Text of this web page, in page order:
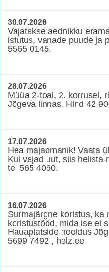
30.07.2026
Vajatakse aednikku
istutus, vanade puude ja
5565 0145.
28.07.2026
Müüa 2-toal, 2. korrusel,
Jõgeva linnas. Hind 42
17.07.2026
Hea majaomanik! Vaata
Kui vajad uut, siis helista
tel 565 4060.
16.07.2026
Surmajärgne koristus, ka
koristustööd, mida ise ei
Hauaplatside hooldus
5699 7492 , helz.ee